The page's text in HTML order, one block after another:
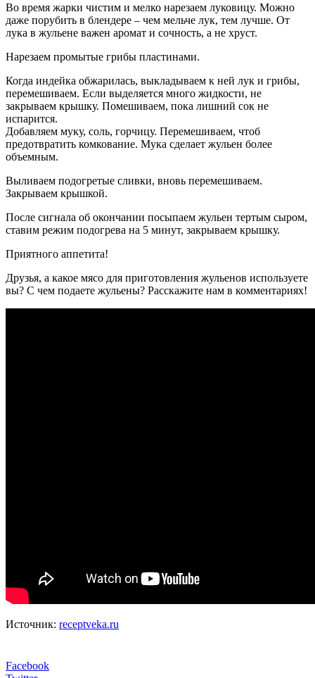
Во время жарки чистим и мелко нарезаем луковицу. Можно
даже порубить в блендере – чем мельче лук, тем лучше. От
лука в жульене важен аромат и сочность, а не хруст.
Нарезаем промытые грибы пластинами.
Когда индейка обжарилась, выкладываем к ней лук и грибы,
перемешиваем. Если выделяется много жидкости, не
закрываем крышку. Помешиваем, пока лишний сок не
испарится.
Добавляем муку, соль, горчицу. Перемешиваем, чтоб
предотвратить комкование. Мука сделает жульен более
объемным.
Выливаем подогретые сливки, вновь перемешиваем.
Закрываем крышкой.
После сигнала об окончании посыпаем жульен тертым сыром,
ставим режим подогрева на 5 минут, закрываем крышку.
Приятного аппетита!
Друзья, а какое мясо для приготовления жульенов используете
вы? С чем подаете жульены? Расскажите нам в комментариях!
Источник: receptveka.ru
Facebook